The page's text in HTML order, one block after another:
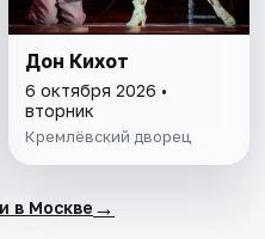
Дон Кихот
6 октября 2026 •
вторник
Кремлёвский дворец
в Москве →